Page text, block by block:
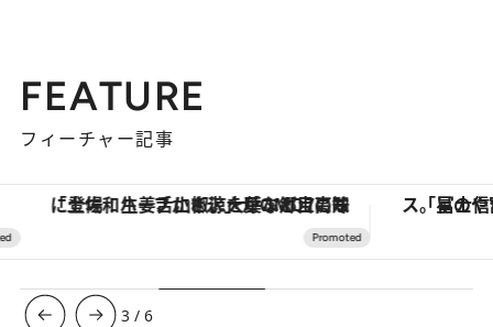
FEATURE
フィーチャー記事
「土佐和ハーブかき氷」がOMO7高知に登場！生姜、山椒、大葉など目にも舌にも涼を呼ぶ郷土の味
3 /6